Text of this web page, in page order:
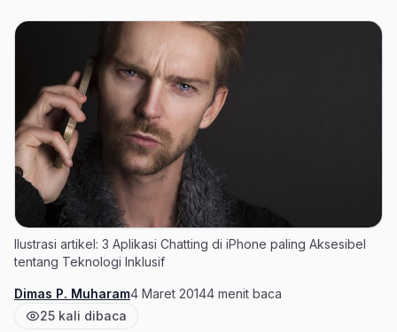
Ilustrasi artikel: 3 Aplikasi Chatting di iPhone paling Aksesibel
tentang Teknologi Inklusif
Penulis
Dimas P. MuharamTanggal terbit
4 Maret 2014Estimasi waktu baca
4 menit baca
Jumlah pembaca
25 kali dibaca